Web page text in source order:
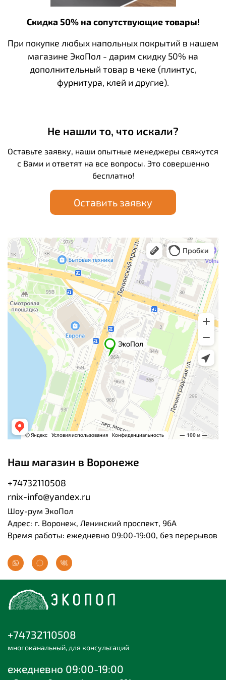
Скидка 50% на сопутствующие товары!
При покупке любых напольных покрытий в нашем
магазине ЭкоПол - дарим скидку 50% на
дополнительный товар в чеке (плинтус,
фурнитура, клей и другие).
Не нашли то, что искали?
Оставьте заявку, наши опытные менеджеры свяжутся
с Вами и ответят на все вопросы. Это совершенно
бесплатно!
Оставить заявку
Наш магазин в Воронеже
+74732110508
rnix-info@yandex.ru
Шоу-рум ЭкоПол
Адрес: г. Воронеж, Ленинский проспект, 96А
Время работы: ежедневно 09:00-19:00, без перерывов
+74732110508
многоканальный, для консультаций
ежедневно 09:00-19:00